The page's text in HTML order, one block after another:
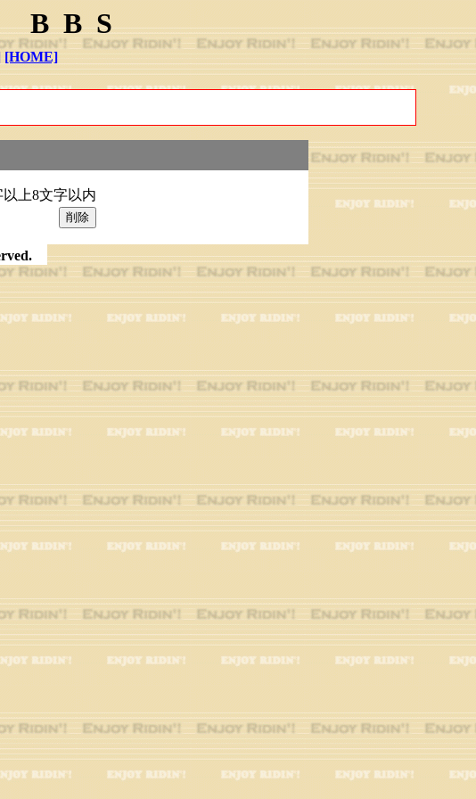
BBS
[HOME]
上8文字以内